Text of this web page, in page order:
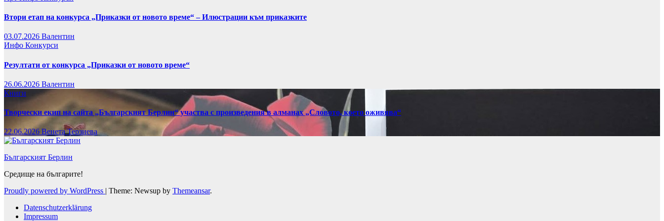
Втори етап на конкурса „Приказки от новото време“ – Илюстрации към приказките
03.07.2026 Валентин
Инфо Конкурси
Резултати от конкурса „Приказки от новото време“
26.06.2026 Валентин
Книги
Творчески екип на сайта „Българският Берлин“ участва с произведения в алманах „Словото, което оживява“
22.06.2026 Венета Терзиева
Българският Берлин
Средище на българите!
Proudly powered by WordPress
Theme: Newsup by Themeansar.
Datenschutzerklärung
Impressum